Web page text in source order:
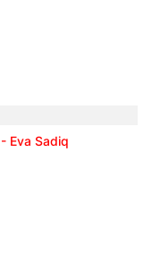
- Eva Sadiq